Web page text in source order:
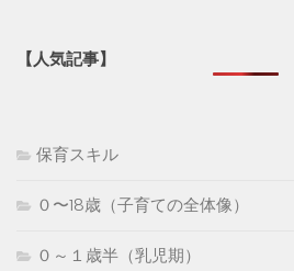
【人気記事】
保育スキル
０〜18歳（子育ての全体像）
０～１歳半（乳児期）